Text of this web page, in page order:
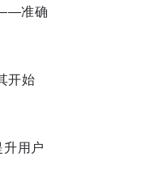
——准确
开始
用户